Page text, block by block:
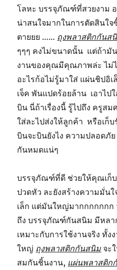
โลหะ บรรจุภัณฑ์ที่สวยงาม อ
น่าสนใจมากในการตัดสินใ
ตายยย …… ถุงพลาสติกกันส
ๆๆๆ คงไม่ขนาดนั้น แต่ถ้า
งานของคุณมีคุณภาพล่ะ ไม่
อะไรก้อไม่รู้มาใส่ แผ่นชิปอิ
เจ็ค พันแปดร้อยล้าน เอาไป
บิน นี่ถ้าเรื่องนี้ รู้ไปถึง ครูส
ใส่ละไปส่งให้ลูกค้า หรือเก็
บินจะบินยังไง ความปลอดภั
กันหมดแน่ๆ
บรรจุภัณฑ์ที่ดี ช่วยให้คุณเก็บ
ปวดหัว ละยังสร้างความมั่น
เล็ก แต่มันใหญ่มากกกกกกก
ถึง บรรจุภัณฑ์กันสนิม มีหลา
เหมาะกับการใช้งานจริง ทั้ง
ใหญ่ ถุงพลาสติกกันสนิมจะ
สมกันชิ้นงาน, แผ่นพลาสติก